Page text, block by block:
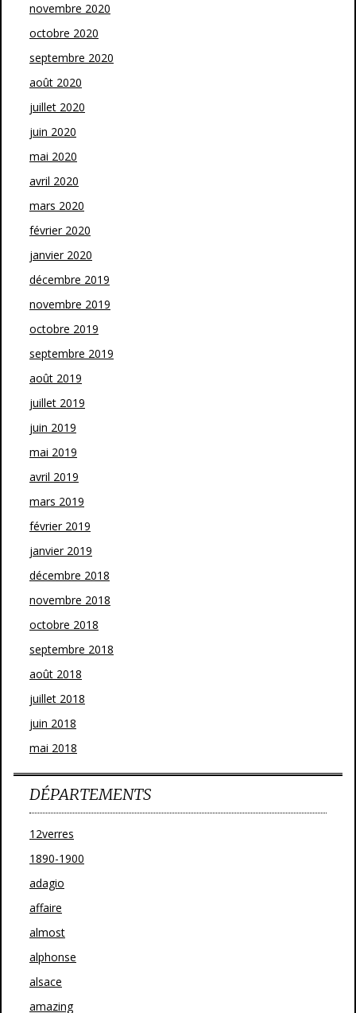
novembre 2020
octobre 2020
septembre 2020
août 2020
juillet 2020
juin 2020
mai 2020
avril 2020
mars 2020
février 2020
janvier 2020
décembre 2019
novembre 2019
octobre 2019
septembre 2019
août 2019
juillet 2019
juin 2019
mai 2019
avril 2019
mars 2019
février 2019
janvier 2019
décembre 2018
novembre 2018
octobre 2018
septembre 2018
août 2018
juillet 2018
juin 2018
mai 2018
DÉPARTEMENTS
12verres
1890-1900
adagio
affaire
almost
alphonse
alsace
amazing